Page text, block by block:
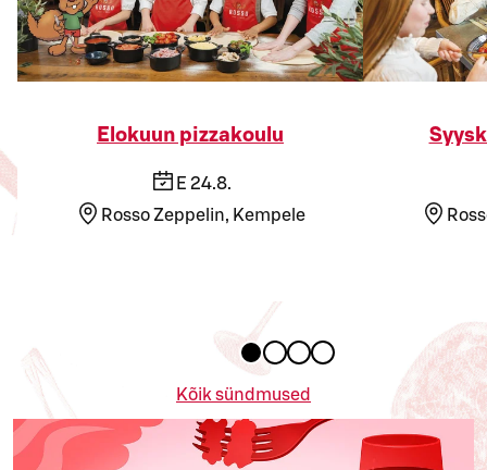
Elokuun pizzakoulu
E 24.8.
Rosso Zeppelin, Kempele
Kõik sündmused